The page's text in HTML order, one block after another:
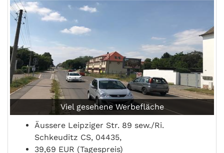
Viel gesehene Werbefläche
Äussere Leipziger Str. 89 sew./Ri.
Schkeuditz CS, 04435,
39,69 EUR (Tagespreis)